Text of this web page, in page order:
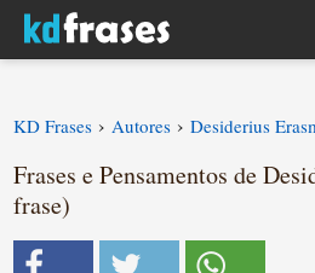
KD Frases › Autores › Desiderius
Frases e Pensamentos de
frase)